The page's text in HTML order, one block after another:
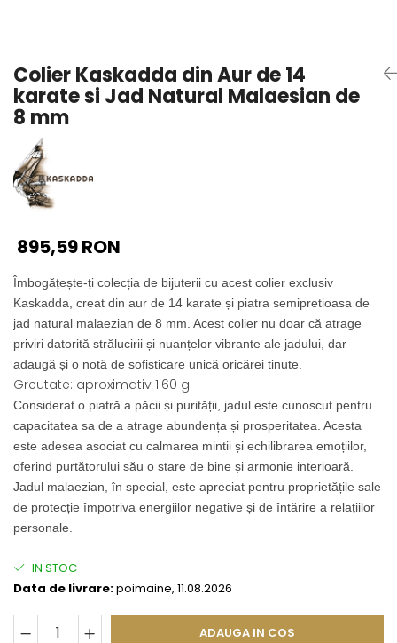
Pandantive cu Perle
Brose cu Perle
Colier Kaskadda din Aur de 14
karate si Jad Natural Malaesian de
8 mm
895,59 RON
Îmbogățește-ți colecția de bijuterii cu acest colier exclusiv
Kaskadda, creat din aur de 14 karate și piatra semipretioasa de
jad natural malaezian de 8 mm. Acest colier nu doar că atrage
priviri datorită strălucirii și nuanțelor vibrante ale jadului, dar
adaugă și o notă de sofisticare unică oricărei tinute.
Greutate: aproximativ 1.60 g
Considerat o piatră a păcii și purității, jadul este cunoscut pentru
capacitatea sa de a atrage abundența și prosperitatea. Acesta
este adesea asociat cu calmarea mintii și echilibrarea emoțiilor,
oferind purtătorului său o stare de bine și armonie interioară.
Jadul malaezian, în special, este apreciat pentru proprietățile sale
de protecție împotriva energiilor negative și de întărire a relațiilor
personale.
IN STOC
Data de livrare:poimaine, 11.08.2026
ADAUGA IN COS